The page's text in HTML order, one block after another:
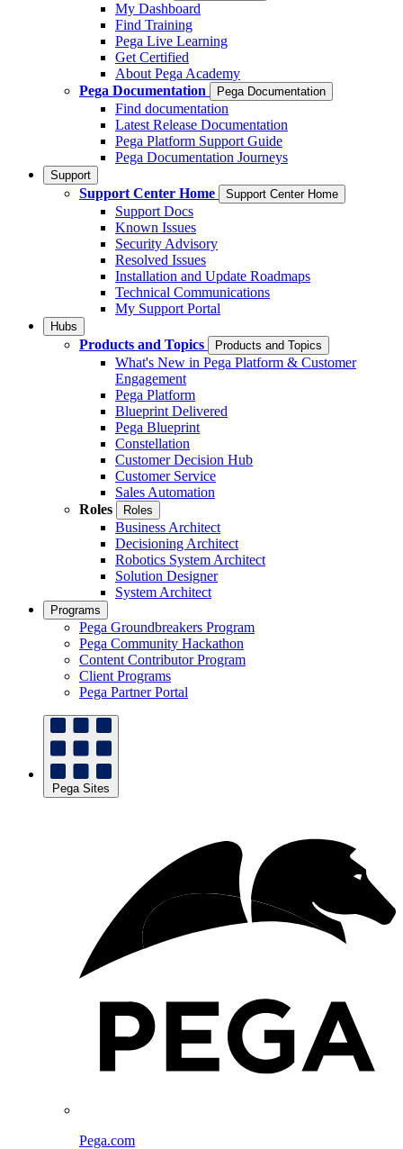
My Dashboard
Find Training
Pega Live Learning
Get Certified
About Pega Academy
Pega Documentation
Pega Documentation
Find documentation
Latest Release Documentation
Pega Platform Support Guide
Pega Documentation Journeys
Support
Support Center Home Support Center Home
Support Docs
Known Issues
Security Advisory
Resolved Issues
Installation and Update Roadmaps
Technical Communications
My Support Portal
Hubs
Products and Topics Products and Topics
What's New in Pega Platform & Customer
Engagement
Pega Platform
Blueprint Delivered
Pega Blueprint
Constellation
Customer Decision Hub
Customer Service
Sales Automation
Roles
Roles
Business Architect
Decisioning Architect
Robotics System Architect
Solution Designer
System Architect
Programs
Pega Groundbreakers Program
Pega Community Hackathon
Content Contributor Program
Client Programs
Pega Partner Portal
Pega Sites
Pega.com